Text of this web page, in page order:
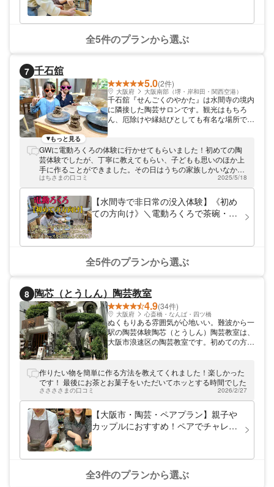
験しやすい教室となっています。ネイティブ
スピーカーの陶芸家も在籍しているので、英
語で本格陶芸をすることも可能です。海外の
いね！
全5件のプランから選ぶ
7 千石舘
5.0(2件)
大阪府 大阪南部（堺・岸和田・関西空港）
千石舘『せんごくのやかた』は水間寺の境内
に隣接した陶芸サロンです。観光はもちろ
ん、厄除けや縁結びとしても有名な場所で近
見どころがあります。 千石舘は水間寺の境
内ある旧水間会館（公民館）を2024年に全
面リノベーションし、同7月に陶芸サロンを
併設した貝塚市の新しい観光スポットです。
また、当施設の2Ｆは無料休憩所として『桜
のテラス』があり、花見には最高のロケーシ
ョンとなります。 今後も、貝塚市・水間鉄
道や地域の方々とのコラボを中心に水間寺や
フィシャルフラワーや実用品をはじめとする
趣向品の創作拠点です。レーザー加工機も設
置し、作品を実販売できる場所を目指してい
もっと見る
GWに電動ろくろの体験に行かせてもらいました！初めての陶
芸体験でしたが、丁寧に教えてもらい、子どもも思いのほか上
手に作ることができました。その日はうちの家族しかいなかっ
たので、落ち着いた雰囲気でじっくり作ることができたのも良
かったです。親も子も大満足で、子どももまた行きたいと言っ
ています。
はちさまの口コミ 2025/5/18
【水間寺で非日常の没入体験】《初め
ての方向け》＼電動ろくろで茶碗・湯
念日・カップルや友達とご一緒に】
全5件のプランから選ぶ
8 陶芯（とうしん）陶芸教室
4.9(34件)
大阪府 心斎橋・なんば・四ツ橋
ぬくもりある雰囲気が心地いい。難波から一
駅の陶芸体験陶芯（とうしん）陶芸教室は、
大阪市浪速区の陶芸教室です。初めての方で
手彫りの木の家具を配したりなど、内装にも
こだわっています。家族で経営している工房
なので、まるで友人の家に遊びに来たような
アットホームな雰囲気を味わえます。初めて
の方も楽しんでいただけるように、丁寧にサ
ポートいたします。まずは気軽にお申込みく
ださい。 手作り、自然のぬくもりを大切に
がけています。教室に併設されたギャラリー
では、陶芯の窯で焼き上げた作品のほか、自
然のままの形を活かした木工品などを展示・
作りたい物を簡単に作る方法を教えてくれました！楽しかった
です！ 最後にお茶とお菓子をいただいてホッとする時間でした
ささささまの口コミ 2026/2/27
【大阪市・陶芸・ペアプラン】親子や
カップルにおすすめ！ペアでチャレン
全3件のプランから選ぶ